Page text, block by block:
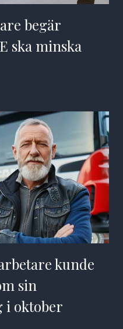
begär
ska minska
kunde
sin
i oktober